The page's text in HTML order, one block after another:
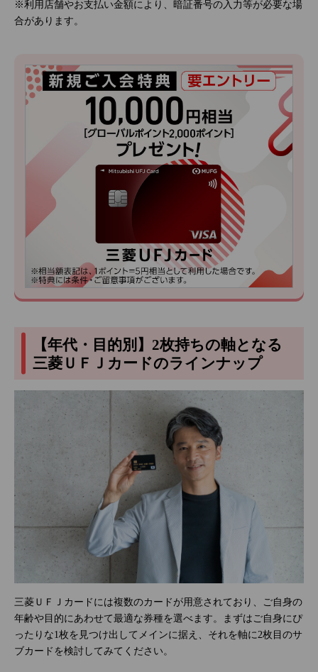
※利用店舗やお支払い金額により、暗証番号の入力等が必要な場
合があります。
【年代・目的別】2枚持ちの軸となる
三菱ＵＦＪカードのラインナップ
三菱ＵＦＪカードには複数のカードが用意されており、ご自身の
年齢や目的にあわせて最適な券種を選べます。まずはご自身にぴ
ったりな1枚を見つけ出してメインに据え、それを軸に2枚目のサ
ブカードを検討してみてください。